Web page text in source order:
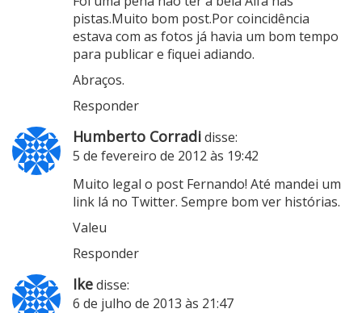
pistas.Muito bom post.Por coincidência
estava com as fotos já havia um bom tempo
para publicar e fiquei adiando.
Abraços.
Responder
Humberto Corradidisse:
5 de fevereiro de 2012 às 19:42
Muito legal o post Fernando! Até mandei um
link lá no Twitter. Sempre bom ver histórias.
Valeu
Responder
Ikedisse:
6 de julho de 2013 às 21:47